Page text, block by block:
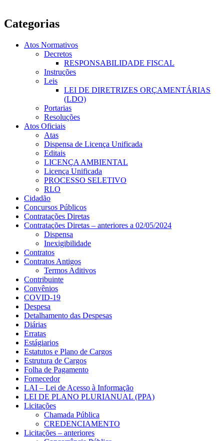
Categorias
Atos Normativos
Decretos
RESPONSABILIDADE FISCAL
Instruções
Leis
LEI DE DIRETRIZES ORÇAMENTÁRIAS
(LDO)
Portarias
Resoluções
Atos Oficiais
Atas
Dispensa de Licença Unificada
Editais
LICENÇA AMBIENTAL
Licença Unificada
PROCESSO SELETIVO
RLO
Cidadão
Concursos Públicos
Contratações Diretas
Contratações Diretas – anteriores a 02/05/2024
Dispensa
Inexigibilidade
Contratos
Contratos Antigos
Termos Aditivos
Contribuinte
Convênios
COVID-19
Despesa
Detalhamento das Despesas
Diárias
Erratas
Estágiarios
Estatutos e Plano de Cargos
Estrutura de Cargos
Folha de Pagamento
Fornecedor
LAI – Lei de Acesso à Informação
LEI DE PLANO PLURIANUAL (PPA)
Licitações
Chamada Pública
CREDENCIAMENTO
Licitações – anteriores